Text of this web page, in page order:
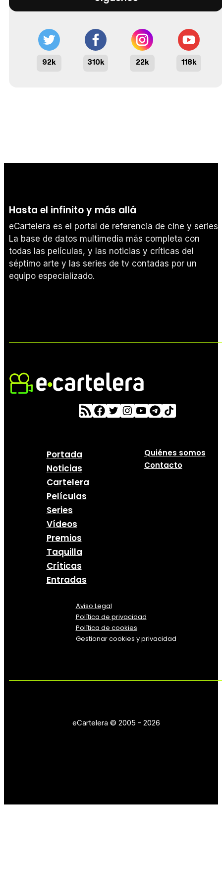
92k 310k 22k 118k
Hasta el infinito y más allá
eCartelera es el portal de referencia de cine y series.
La base de datos multimedia más completa con
todas las películas, y las noticias y críticas del
séptimo arte y las series de tv contadas por un
equipo especializado.
Portada
Noticias
Cartelera
Películas
Series
Vídeos
Premios
Taquilla
Críticas
Entradas
Quiénes somos
Contacto
Aviso Legal
Política de privacidad
Política de cookies
Gestionar cookies y privacidad
eCartelera © 2005 - 2026